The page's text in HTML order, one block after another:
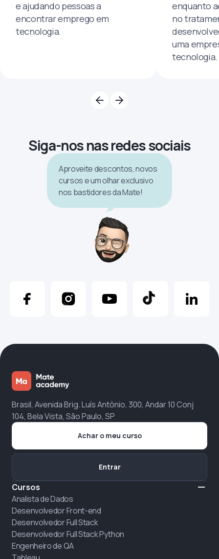
e ajudando pessoas a
encontrar emprego em
tecnologia.
enquanto
no
uma
tecnologia.
Siga-nos nas redes sociais
Aproveite descontos, novos
cursos e um olhar exclusivo
nos bastidores da Mate!
Brasil, Avenida Brig. Luís Antônio, 300, Andar 10 Conj
104, Bela Vista, São Paulo, SP
Cursos
Analista de Dados
Desenvolvedor Front-end
Desenvolvedor Full Stack
Desenvolvedor Full Stack Python
Engenheiro de QA
Achar o meu curso
Entrar